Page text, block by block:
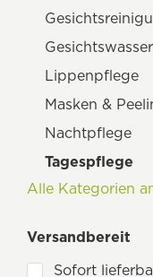
Gesichtswasser
Lippenpflege
Masken &
Nachtpflege
Tagespflege
Spezialpflege
Hand- & Fußpflege
Alle Kategorien
Versandbereit
Sofort